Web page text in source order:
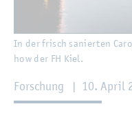
In der frisch sa­nier­ten
how der FH Kiel.
For­schung | 10. April